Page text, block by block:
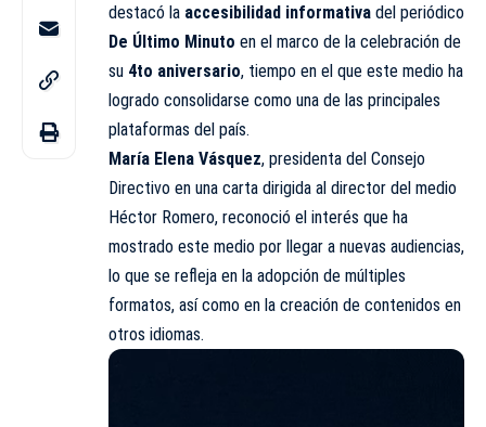
destacó la accesibilidad informativa del periódico
De Último Minuto en el marco de la celebración de
su 4to aniversario, tiempo en el que este medio ha
logrado consolidarse como una de las principales
plataformas del país.
María Elena Vásquez, presidenta del Consejo
Directivo en una carta dirigida al director del medio
Héctor Romero, reconoció el interés que ha
mostrado este medio por llegar a nuevas audiencias,
lo que se refleja en la adopción de múltiples
formatos, así como en la creación de contenidos en
otros idiomas.